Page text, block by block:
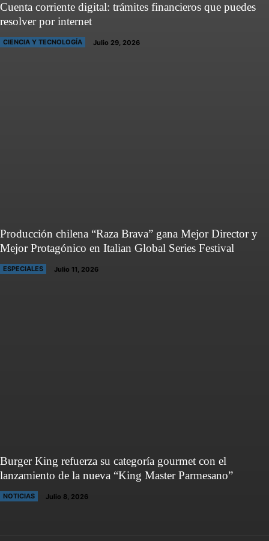
Cuenta corriente digital: trámites financieros que puedes
resolver por internet
CIENCIA Y TECNOLOGÍA Julio 29, 2026
Producción chilena “Raza Brava” gana Mejor Director y
Mejor Protagónico en Italian Global Series Festival
ESPECIALES Julio 11, 2026
Burger King refuerza su categoría gourmet con el
lanzamiento de la nueva “King Master Parmesano”
NOTICIAS Julio 8, 2026